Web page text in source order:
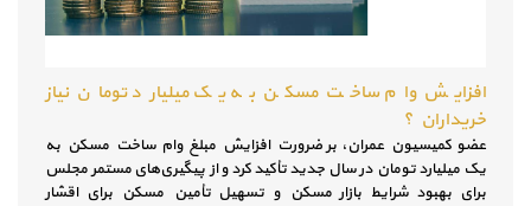
افزایش وام ساخت مسکن به یک میلیارد تومان نیاز
خریداران ؟
عضو کمیسیون عمران، بر ضرورت افزایش مبلغ وام ساخت مسکن به
یک میلیارد تومان در سال جدید تأکید کرد و از پیگیری‌های مستمر مجلس
برای بهبود شرایط بازار مسکن و تسهیل تأمین مسکن برای اقشار